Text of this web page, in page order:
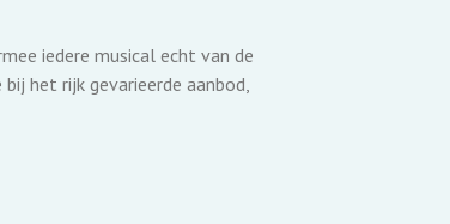
iedere musical echt van de
het rijk gevarieerde aanbod,